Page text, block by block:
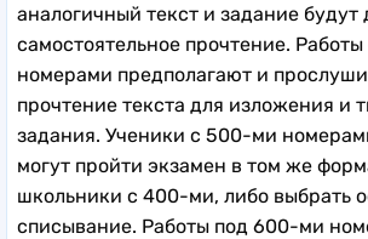
аналогичный текст и задание будут
самостоятельное прочтение.
номерами предполагают и
прочтение текста для изложения и
задания. Ученики с 500-ми
могут пройти экзамен в том же
школьники с 400-ми, либо выбрать
списывание. Работы под 600-ми